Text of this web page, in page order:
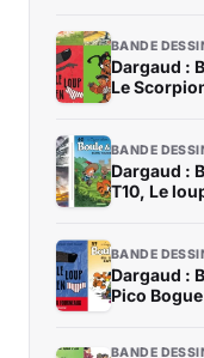
BANDE
Dargaud :
Le
BANDE
Dargaud :
T10, Le
BANDE
Dargaud :
Pico
BANDE